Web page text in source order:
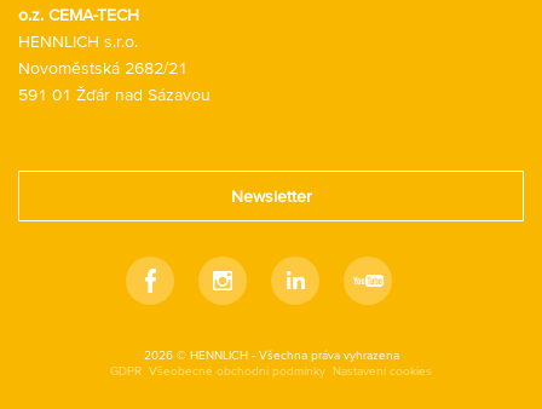
o.z. CEMA-TECH
HENNLICH s.r.o.
Novoměstská 2682/21
591 01 Žďár nad Sázavou
2026 © HENNLICH - Všechna práva vyhrazena
GDPR Všeobecné obchodní podmínky Nastavení cookies
FacebookInstagramLinkedin Youtube
Newsletter